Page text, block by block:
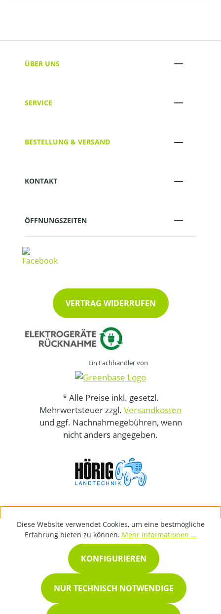
ÜBER UNS
SERVICE
BESTELLUNG & VERSAND
KONTAKT
ÖFFNUNGSZEITEN
VERTRAG WIDERRUFEN
Ein Fachhändler von
* Alle Preise inkl. gesetzl.
Mehrwertsteuer zzgl. Versandkosten
und ggf. Nachnahmegebühren, wenn
nicht anders angegeben.
Diese Website verwendet Cookies, um eine bestmögliche
Erfahrung bieten zu können. Mehr Informationen ...
NUR TECHNISCH NOTWENDIGE
KONFIGURIEREN